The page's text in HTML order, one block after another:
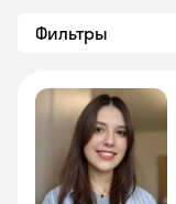
Фильтры